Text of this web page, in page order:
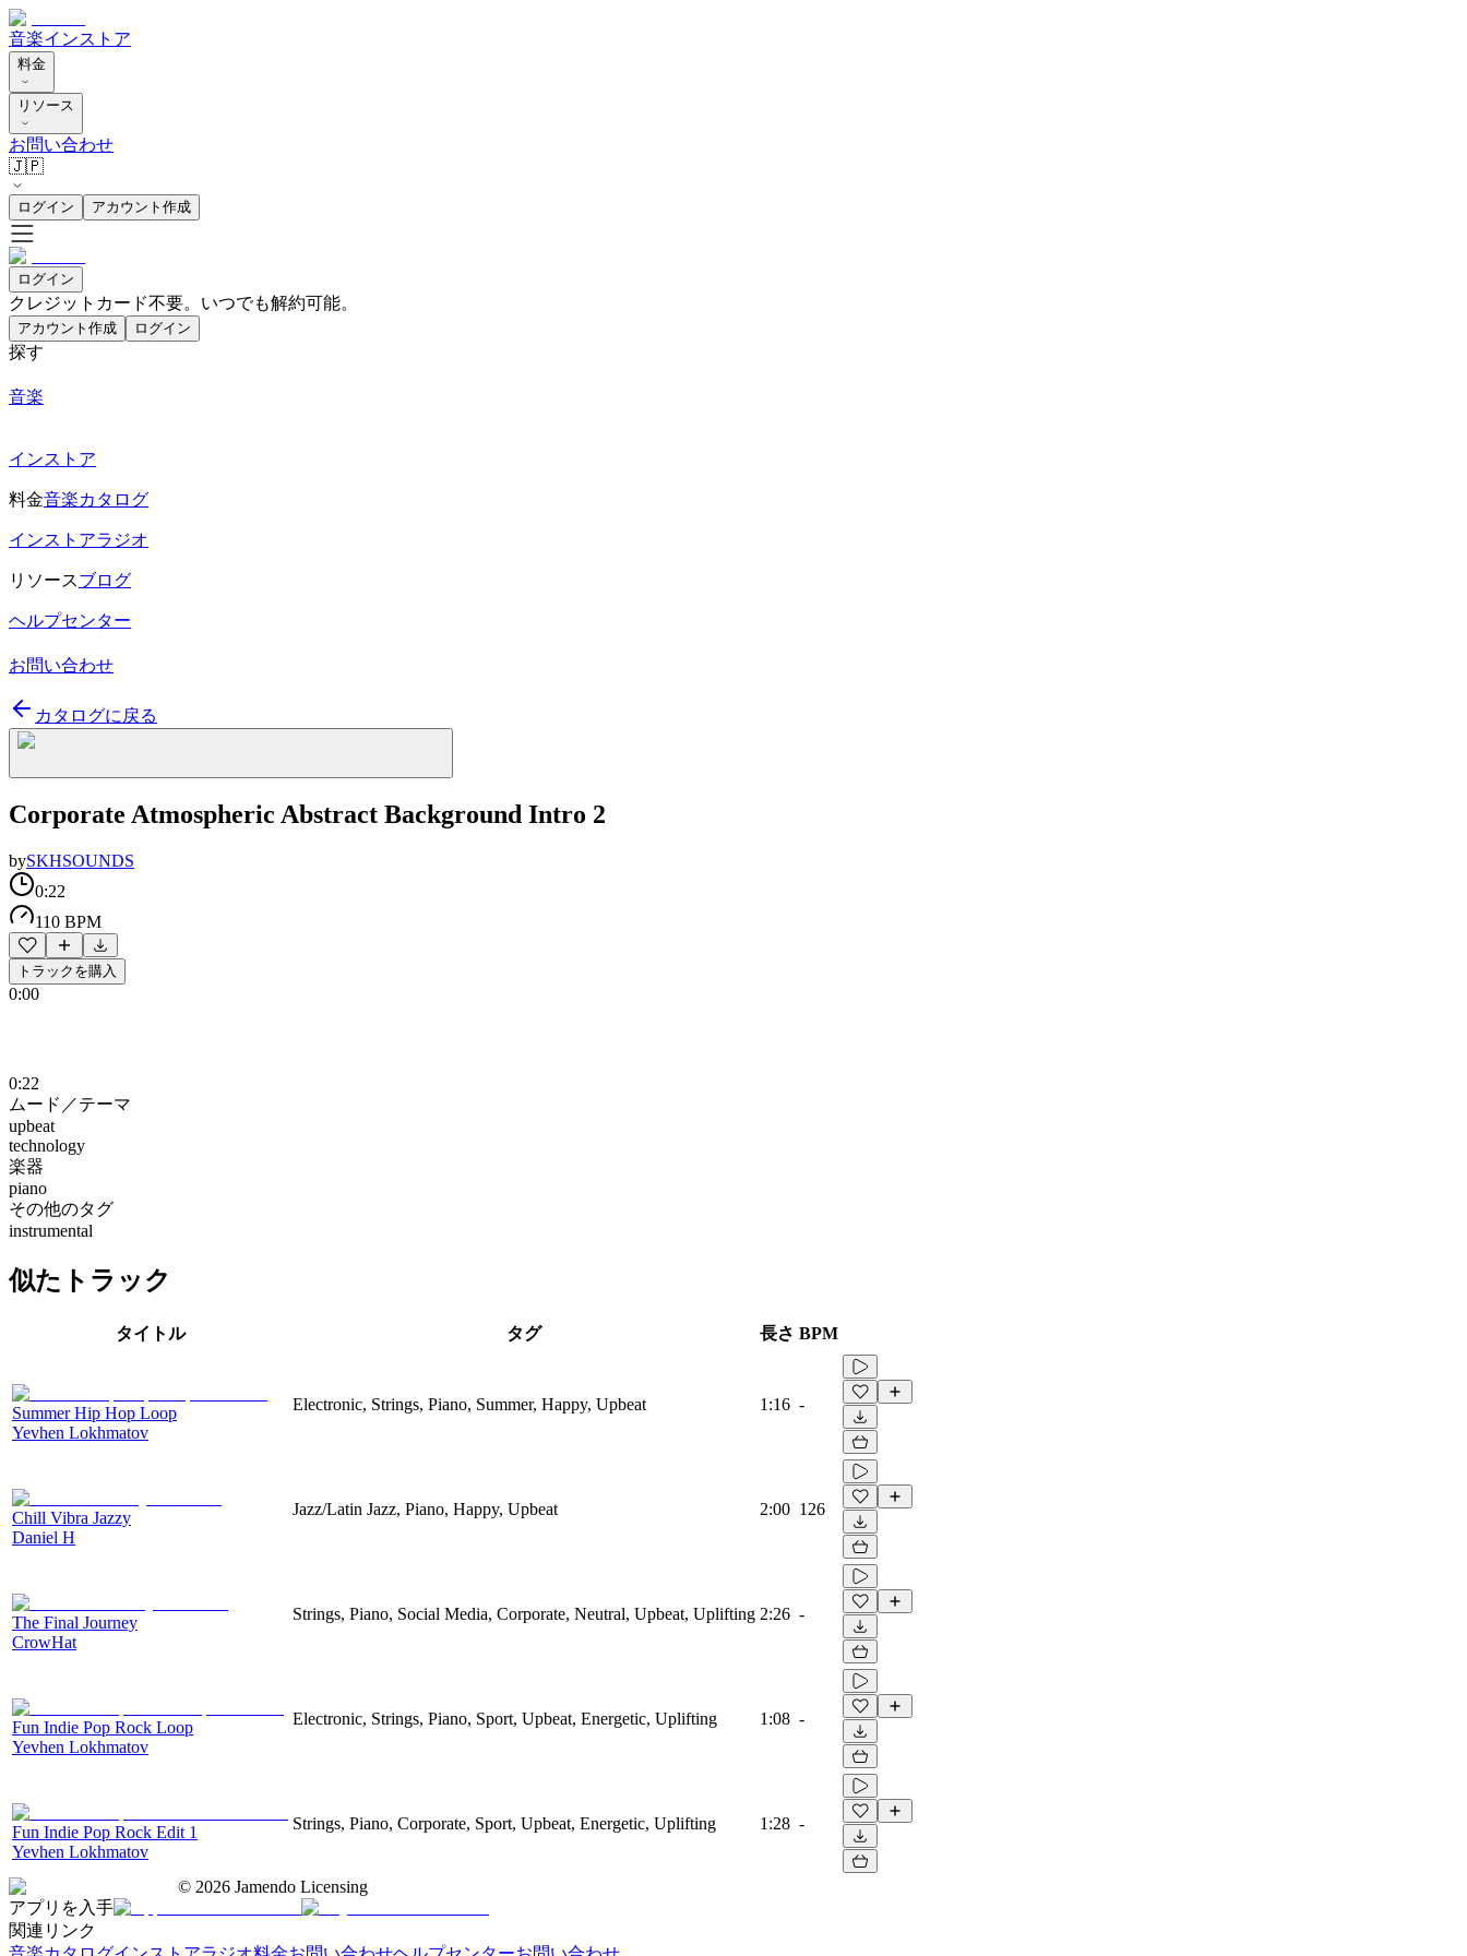
音楽インストア
料金
リソース
お問い合わせ
🇯🇵
ログイン アカウント作成
ログイン
クレジットカード不要。いつでも解約可能。
アカウント作成 ログイン
探す
音楽
インストア
料金音楽カタログ
インストアラジオ
リソースブログ
ヘルプセンター
お問い合わせ
カタログに戻る
Corporate Atmospheric Abstract Background Intro 2
bySKHSOUNDS
0:22
110 BPM
トラックを購入
0:00
0:22
ムード／テーマ
upbeat
technology
楽器
piano
その他のタグ
instrumental
似たトラック
タイトル タグ 長さ BPM
Summer Hip Hop Loop
Yevhen Lokhmatov
Electronic, Strings, Piano, Summer, Happy, Upbeat 1:16 -
Chill Vibra Jazzy
Daniel H
Jazz/Latin Jazz, Piano, Happy, Upbeat 2:00 126
The Final Journey
CrowHat
Strings, Piano, Social Media, Corporate, Neutral, Upbeat, Uplifting 2:26 -
Fun Indie Pop Rock Loop
Yevhen Lokhmatov
Electronic, Strings, Piano, Sport, Upbeat, Energetic, Uplifting 1:08 -
Fun Indie Pop Rock Edit 1
Yevhen Lokhmatov
Strings, Piano, Corporate, Sport, Upbeat, Energetic, Uplifting 1:28 -
© 2026 Jamendo Licensing
アプリを入手
関連リンク